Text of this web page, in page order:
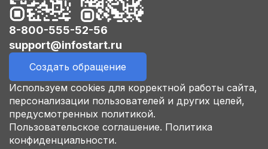
8-800-555-52-56
support@infostart.ru
Создать обращение
Используем cookies для корректной работы сайта,
персонализации пользователей и других целей,
предусмотренных политикой.
Пользовательское соглашение. Политика
конфиденциальности.